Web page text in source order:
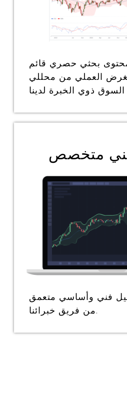
بحثي حصري قائم
العملي من محللي
متخصص
فني وأساسي متعمق
من فريق خبرائنا.